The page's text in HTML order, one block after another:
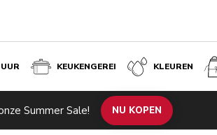
KEUKENGEREI KLEUREN
Summer Sale! NU KOPEN